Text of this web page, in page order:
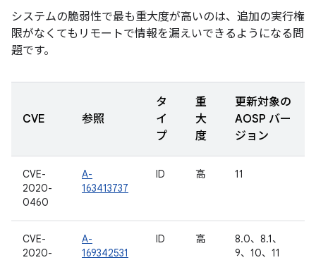
システムの脆弱性で最も重大度が高いのは、追加の実行権
限がなくてもリモートで情報を漏えいできるようになる問
題です。
CVE 参照
タ
イ
プ
重
大
度
更新対象の
AOSP バー
ジョン
CVE-
2020-
0460
A-
163413737
ID 高 11
CVE-
2020-
A-
169342531
ID 高
8.0、8.1、
9、10、11